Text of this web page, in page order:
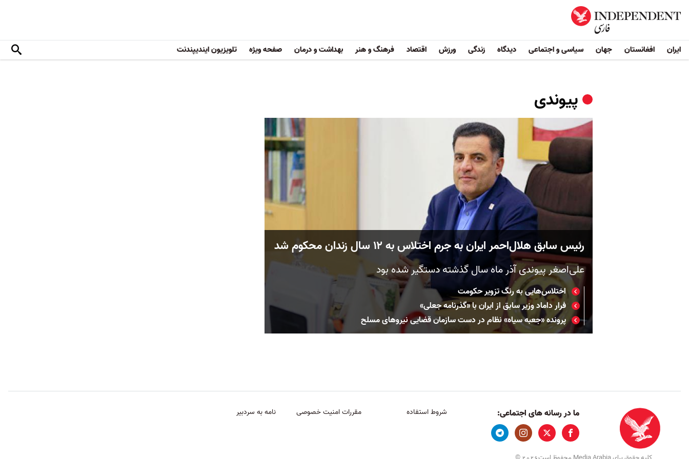
ایران افغانستان جهان سیاسی و اجتماعی دیدگاه زندگی ورزش اقتصاد فرهنگ و هنر بهداشت و درمان صفحه ویژه تلویزیون ایندیپندنت
پیوندی
رئیس سابق هلال‌احمر ایران به جرم اختلاس به ۱۲ سال زندان محکوم شد
علی‌اصغر پیوندی آذر ماه سال گذشته دستگیر شده بود
اختلاس‌هایی به رنگ تزویر حکومت
فرار داماد وزیر سابق از ایران با «گذرنامه جعلی»
پرونده «جعبه‌ سیاه»‌ نظام در دست سازمان قضایی نیروهای مسلح
ما در رسانه های اجتماعی: شروط استفاده مقررات امنیت خصوصی نامه به سردبیر